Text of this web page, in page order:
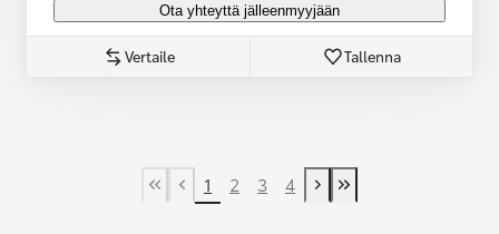
Ota yhteyttä jälleenmyyjään
Vertaile Tallenna
First Page
Previous page
1 2 3 4
Next page
Last Page